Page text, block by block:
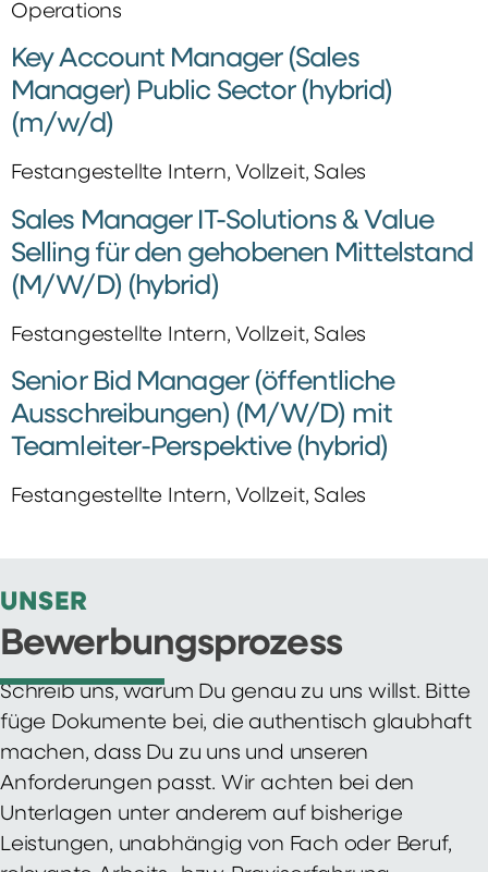
Operations
Key Account Manager (Sales
Manager) Public Sector (hybrid)
(m/w/d)
Festangestellte Intern, Vollzeit, Sales
Sales Manager IT-Solutions & Value
Selling für den gehobenen Mittelstand
(M/W/D) (hybrid)
Festangestellte Intern, Vollzeit, Sales
Senior Bid Manager (öffentliche
Ausschreibungen) (M/W/D) mit
Teamleiter-Perspektive (hybrid)
Festangestellte Intern, Vollzeit, Sales
UNSER
Bewerbungsprozess
Schreib uns, warum Du genau zu uns willst. Bitte
füge Dokumente bei, die authentisch glaubhaft
machen, dass Du zu uns und unseren
Anforderungen passt. Wir achten bei den
Unterlagen unter anderem auf bisherige
Leistungen, unabhängig von Fach oder Beruf,